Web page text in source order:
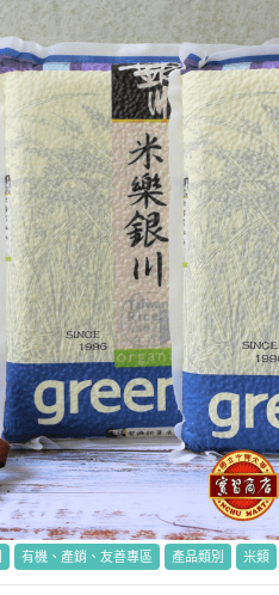
有機、產銷、友善專區 產品類別 米類